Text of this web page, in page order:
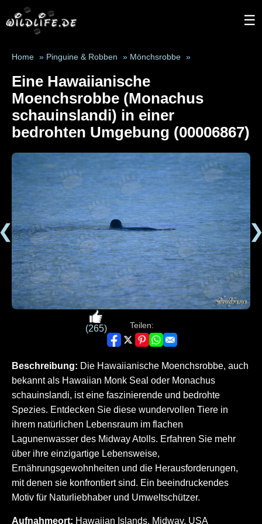
☰
Home » Pinguine & Robben » Mönchsrobbe »
Eine Hawaiianische
Moenchsrobbe (Monachus
schauinslandi) in einer
bedrohten Umgebung (00006867)
(265) Teilen:
Beschreibung: Die Hawaiianische Moenchsrobbe, auch
bekannt als Hawaiian Monk Seal oder Monachus
schauinslandi, ist eine faszinierende und bedrohte
Spezies. Entdecken Sie diese wundervollen Tiere in
ihrem natürlichen Lebensraum im flachen
Lagunenwasser des Midway Atolls. Erfahren Sie mehr
über ihre einzigartige Lebensweise,
Ernährungsgewohnheiten und die Herausforderungen,
mit denen sie konfrontiert sind. Ein beeindruckendes
Motiv für Naturliebhaber und Umweltschützer.
Aufnahmeort: Hawaiian Islands, Midway, USA